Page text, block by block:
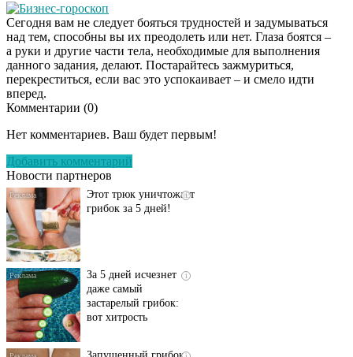
Бизнес-гороскоп
Сегодня вам не следует бояться трудностей и задумываться
над тем, способны вы их преодолеть или нет. Глаза боятся –
а руки и другие части тела, необходимые для выполнения
данного задания, делают. Постарайтесь зажмуриться,
перекреститься, если вас это успокаивает – и смело идти
вперед.
Комментарии (0)
Нет комментариев. Ваш будет первым!
Добавить комментарий
Новости партнеров
Даже самый
исчезнет с корнем,
i
Этот трюк уничтожает
грибок за 5 дней!
i
За 5 дней исчезнет
даже самый
застарелый грибок:
вот хитрость
i
Запущенный грибок